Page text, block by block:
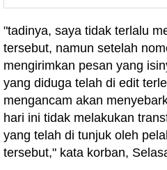
"tadinya, saya tidak terlalu
tersebut, namun setelah
mengirimkan pesan yang
yang diduga telah di edit
mengancam akan
hari ini tidak melakukan
yang telah di tunjuk oleh
tersebut," kata korban,